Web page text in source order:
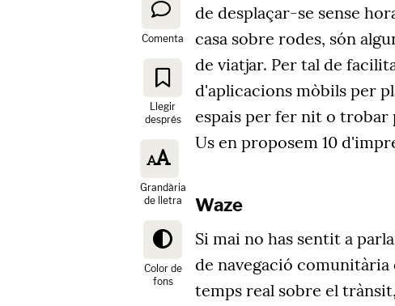
Comenta
Llegir
després
Grandària
de lletra
Color de
fons
de desplaçar-se sense
casa sobre rodes, són
de viatjar. Per tal de
d'aplicacions mòbils per
espais per fer nit o trobar
Us en proposem 10
Waze
Si mai no has sentit a
de navegació
temps real sobre el